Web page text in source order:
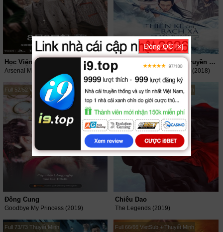
Học Viện Quân Sự Liệt Hỏa
Arsenal Military Academy (2019)
Thanh Kê Chi Bạch Xà Truyền Thuyết
The Destiny Of White Snake (2018)
Full 52/52 VietSub + Thuyết Minh
Đông Cung
Goodbye My Princess (2019)
Full 56/56 VietSub + Thuyết Minh
Chiêu Dao
The Legends (2019)
Full 73/73 Thuyết Minh Full 66/66 VietSub + Thuyết Minh
Đóng QC [×]